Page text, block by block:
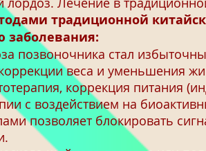
традиционной
позвоночника стал
веса и уменьшения
коррекция питания
с воздействием на
позволяет блокировать